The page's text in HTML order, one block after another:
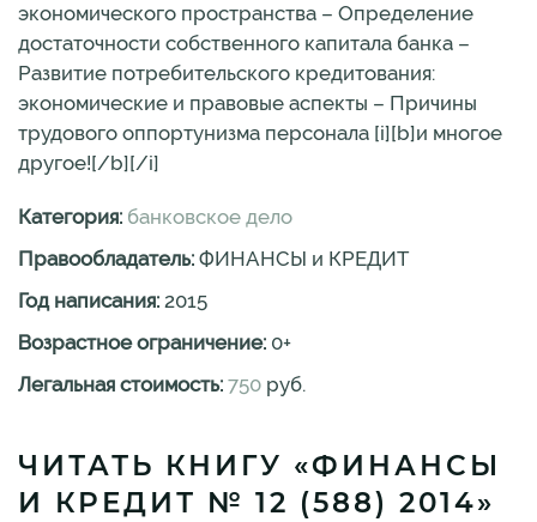
экономического пространства – Определение
достаточности собственного капитала банка –
Развитие потребительского кредитования:
экономические и правовые аспекты – Причины
трудового оппортунизма персонала [i][b]и многое
другое![/b][/i]
Категория: банковское дело
Правообладатель: ФИНАНСЫ и КРЕДИТ
Год написания: 2015
Возрастное ограничение: 0+
Легальная стоимость: 750 руб.
ЧИТАТЬ КНИГУ «ФИНАНСЫ
И КРЕДИТ № 12 (588) 2014»